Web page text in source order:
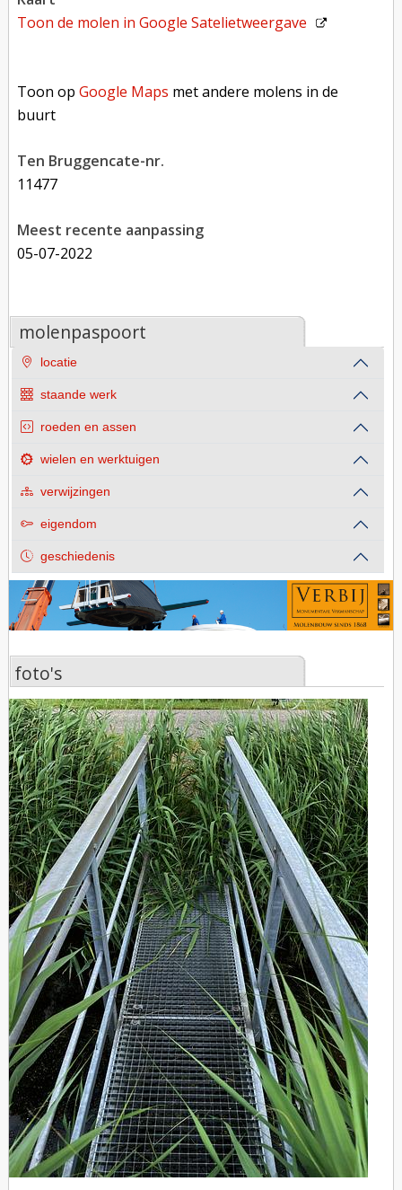
Toon de molen inGoogle Satelietweergave
Toon opGoogle Maps met andere molens in de
buurt
Ten Bruggencate-nr.
11477
Meest recente aanpassing
05-07-2022
molenpaspoort
locatie
staande werk
roeden en assen
wielen en werktuigen
verwijzingen
eigendom
geschiedenis
foto's
foto's